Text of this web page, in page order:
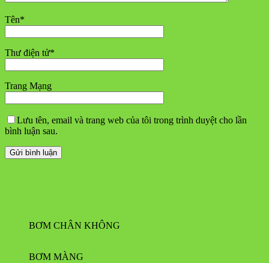
Tên*
Thư điện tử*
Trang Mạng
Lưu tên, email và trang web của tôi trong trình duyệt cho lần
bình luận sau.
BƠM CHÂN KHÔNG
BƠM MÀNG